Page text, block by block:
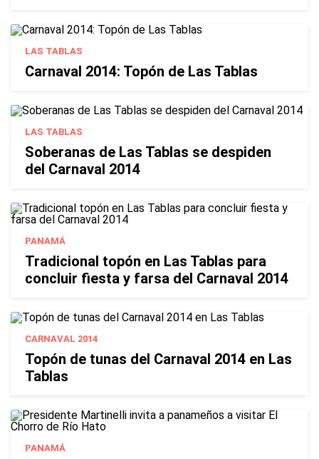
LAS TABLAS
Carnaval 2014: Topón de Las Tablas
LAS TABLAS
Soberanas de Las Tablas se despiden
del Carnaval 2014
PANAMÁ
Tradicional topón en Las Tablas para
concluir fiesta y farsa del Carnaval 2014
CARNAVAL 2014
Topón de tunas del Carnaval 2014 en Las
Tablas
PANAMÁ